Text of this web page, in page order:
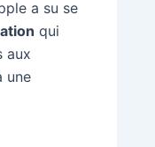
a su se
qui
aux
une